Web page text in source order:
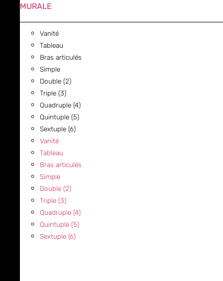
MURALE
Vanité
Tableau
Bras articulés
Simple
Double (2)
Triple (3)
Quadruple (4)
Quintuple (5)
Sextuple (6)
Vanité
Tableau
Bras articulés
Simple
Double (2)
Triple (3)
Quadruple (4)
Quintuple (5)
Sextuple (6)